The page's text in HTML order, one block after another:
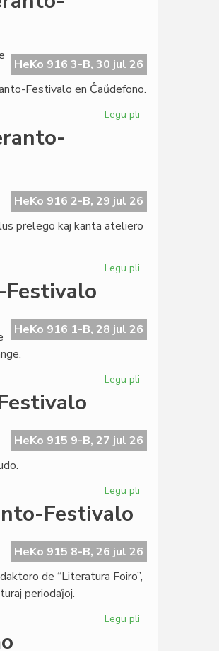
Festivalo
HeKo 916 3-B, 30 jul 26
Festivalo en Ĉaŭdefono.
Legu pli
de
Kultura
Festivalo
HeKo 916 2-B, 29 jul 26
prelego kaj kanta ateliero
Legu pli
tago
de
HeKo 916 1-B, 28 jul 26
Legu pli
tago
de
HeKo 915 9-B, 27 jul 26
Legu pli
de
Kultura
Esperanto-
Festivalo
HeKo 915 8-B, 26 jul 26
de “Literatura Foiro”,
periodaĵoj.
Legu pli